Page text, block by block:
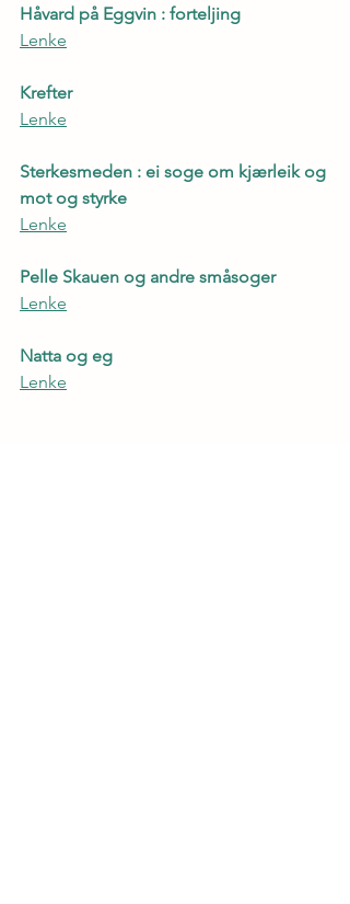
Håvard på Eggvin : forteljing
Lenke
Krefter
Lenke
Sterkesmeden : ei soge om kjærleik og
mot og styrke
Lenke
Pelle Skauen og andre småsoger
Lenke
Natta og eg
Lenke